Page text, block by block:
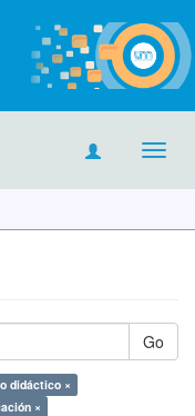
Go
didáctico ×
×